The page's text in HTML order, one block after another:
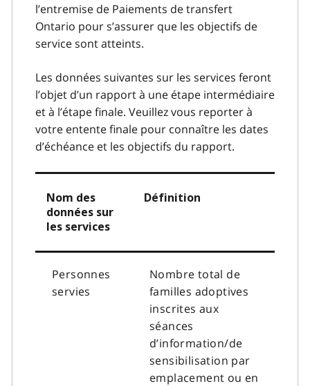
l’entremise de Paiements de transfert
Ontario pour s’assurer que les objectifs de
service sont atteints.
Les données suivantes sur les services feront
l’objet d’un rapport à une étape intermédiaire
et à l’étape finale. Veuillez vous reporter à
votre entente finale pour connaître les dates
d’échéance et les objectifs du rapport.
Nom des
données sur
les services
Définition
Personnes
servies
Nombre total de
familles adoptives
inscrites aux
séances
d’information/de
sensibilisation par
emplacement ou en